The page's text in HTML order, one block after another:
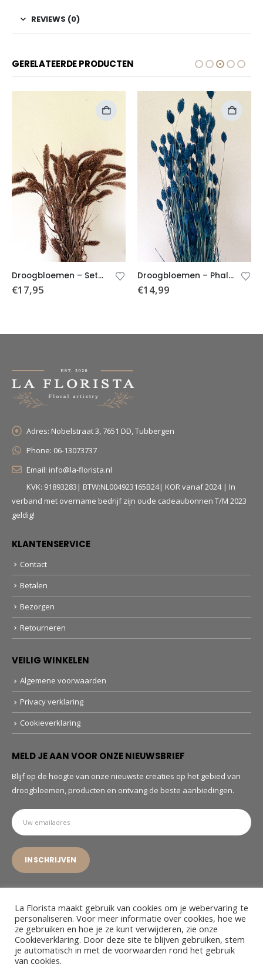
REVIEWS (0)
GERELATEERDE PRODUCTEN
Droogbloemen – Setaria – Brons
€17,95
Droogbloemen – Phalaris – Blauw
€14,99
Adres: Nobelstraat 3, 7651 DD, Tubbergen
Phone: 06-13073737
Email: info@la-florista.nl
KVK: 91893283| BTW:NL004923165B24| KOR vanaf 2024 | In
verband met overname bedrijf zijn oude cadeaubonnen T/M 2023
geldig!
KLANTENSERVICE
Contact
Betalen
Bezorgen
Retourneren
VEILIG WINKELEN
Algemene voorwaarden
Privacy verklaring
Cookieverklaring
MELD JE AAN VOOR ONZE NIEUWSBRIEF
Blijf op de hoogte van onze nieuwste creaties op het gebied van
droogbloemen, producten en ontvang de beste aanbiedingen.
© La Florista. 2022. All Rights Reserved
La Florista maakt gebruik van cookies om je webervaring te
personaliseren. Voor meer informatie over cookies, hoe we
ze gebruiken en hoe je ze kunt verwijderen, zie onze
Cookieverklaring. Door deze site te blijven gebruiken, stem
je automatisch in met de voorwaarden rond het gebruik
van cookies.